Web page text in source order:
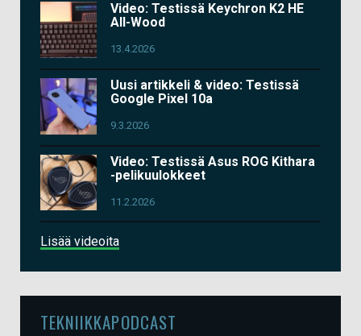
Video: Testissä Keychron K2 HE
All-Wood
13.4.2026
Uusi artikkeli & video: Testissä
Google Pixel 10a
9.3.2026
Video: Testissä Asus ROG Kithara
-pelikuulokkeet
11.2.2026
Lisää videoita
TEKNIIKKAPODCAST